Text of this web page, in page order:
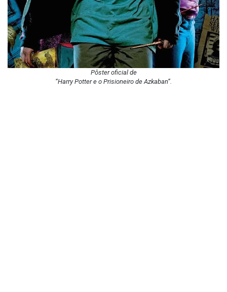
Pôster oficial de
“Harry Potter e o Prisioneiro de Azkaban”.